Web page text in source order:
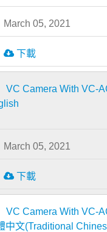
March 05, 2021
下載
VC Camera With VC-
March 05, 2021
下載
VC Camera With VC-
中文(Traditional